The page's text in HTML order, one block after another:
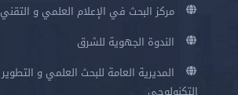
مركز البحث في الإعلام العلمي و التقني
الندوة الجهوية للشرق
المديرية العامة للبحث العلمي و التطوير